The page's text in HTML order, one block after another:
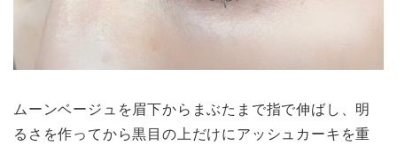
ムーンベージュを眉下からまぶたまで指で伸ばし、明
るさを作ってから黒目の上だけにアッシュカーキを重